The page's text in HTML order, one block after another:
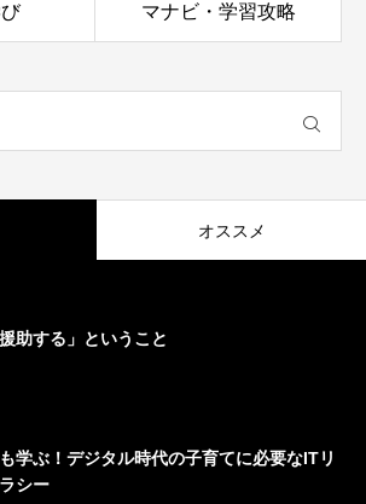
マナビ・学習攻略
オススメ
援助する」ということ
学ぶ！デジタル時代の子育てに必要なITリ
シー